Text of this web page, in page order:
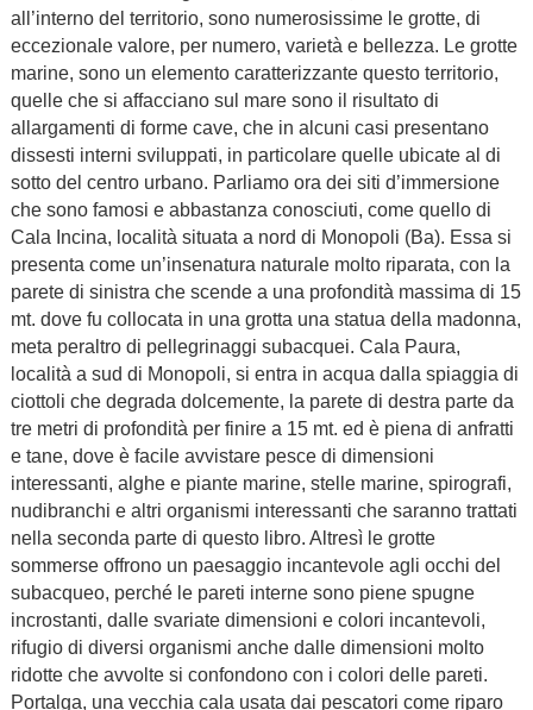
all’interno del territorio, sono numerosissime le grotte, di
eccezionale valore, per numero, varietà e bellezza. Le grotte
marine, sono un elemento caratterizzante questo territorio,
quelle che si affacciano sul mare sono il risultato di
allargamenti di forme cave, che in alcuni casi presentano
dissesti interni sviluppati, in particolare quelle ubicate al di
sotto del centro urbano. Parliamo ora dei siti d’immersione
che sono famosi e abbastanza conosciuti, come quello di
Cala Incina, località situata a nord di Monopoli (Ba). Essa si
presenta come un’insenatura naturale molto riparata, con la
parete di sinistra che scende a una profondità massima di 15
mt. dove fu collocata in una grotta una statua della madonna,
meta peraltro di pellegrinaggi subacquei. Cala Paura,
località a sud di Monopoli, si entra in acqua dalla spiaggia di
ciottoli che degrada dolcemente, la parete di destra parte da
tre metri di profondità per finire a 15 mt. ed è piena di anfratti
e tane, dove è facile avvistare pesce di dimensioni
interessanti, alghe e piante marine, stelle marine, spirografi,
nudibranchi e altri organismi interessanti che saranno trattati
nella seconda parte di questo libro. Altresì le grotte
sommerse offrono un paesaggio incantevole agli occhi del
subacqueo, perché le pareti interne sono piene spugne
incrostanti, dalle svariate dimensioni e colori incantevoli,
rifugio di diversi organismi anche dalle dimensioni molto
ridotte che avvolte si confondono con i colori delle pareti.
Portalga, una vecchia cala usata dai pescatori come riparo